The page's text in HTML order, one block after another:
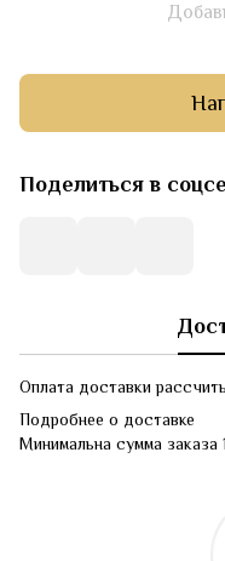
Поделиться в
Оплата доставки
Подробнее о доставке
Минимальна сумма заказа